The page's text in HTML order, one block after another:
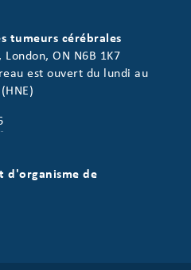
tumeurs cérébrales
ON N6B 1K7
est ouvert du lundi au
d'organisme de